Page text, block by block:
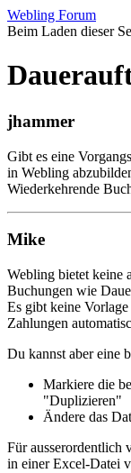
Webling Forum
Beim Laden dieser
jhammer
Gibt es eine
in Webling
Wiederkehrende
Mike
Webling bietet keine
Buchungen wie
Es gibt keine
Zahlungen
Du kannst aber eine
Markiere die
"Duplizieren"
Ändere das
Für ausserordentlich
in einer Excel-Datei